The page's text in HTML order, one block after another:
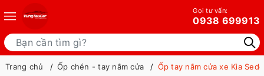
Gọi tư vấn:
0938 699913
Trang chủ Ốp chén - tay nắm cửa Ốp tay nắm cửa xe Kia